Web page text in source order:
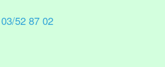
52 87 02